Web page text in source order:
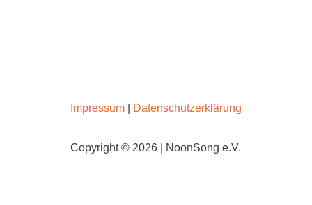
Impressum| Datenschutzerklärung
Copyright © 2026 | NoonSong e.V.